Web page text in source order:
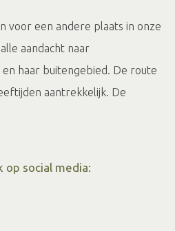
voor een andere plaats in onze
aandacht naar
haar buitengebied. De route
aantrekkelijk. De
en 13.00 uur bij De
Pareldag voor een mooie
op social media: